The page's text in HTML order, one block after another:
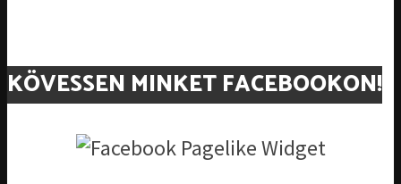
KÖVESSEN MINKET FACEBOOKON!